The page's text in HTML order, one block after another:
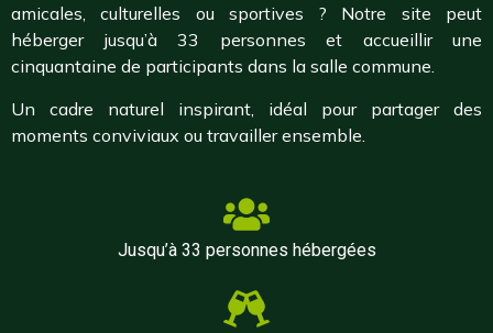
amicales, culturelles ou sportives ? Notre site peut
héberger jusqu’à 33 personnes et accueillir une
cinquantaine de participants dans la salle commune.
Un cadre naturel inspirant, idéal pour partager des
moments conviviaux ou travailler ensemble.
Jusqu’à 33 personnes hébergées